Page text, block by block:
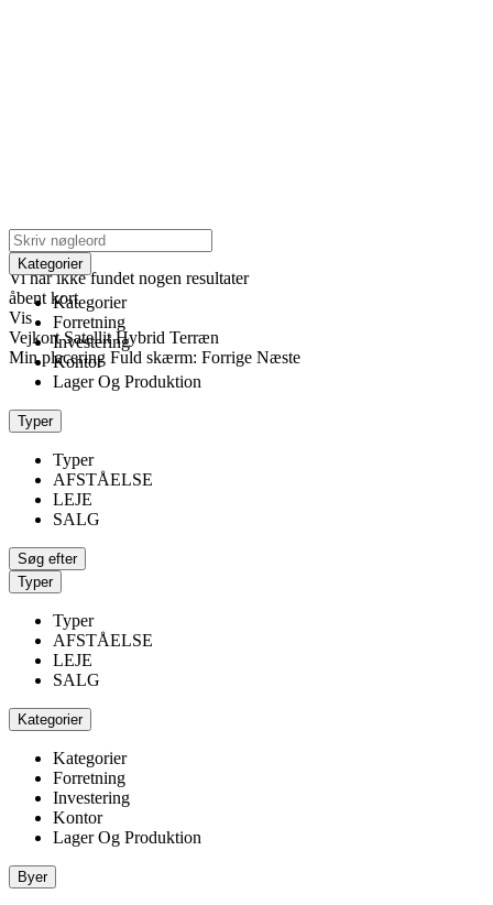
klik for at aktivere zoom
indlæser...
Vi har ikke fundet nogen resultater
åbent kort
Vis
Vejkort Satellit Hybrid Terræn
Min placering Fuld skærm: Forrige Næste
Kategorier
Kategorier
Forretning
Investering
Kontor
Lager Og Produktion
Typer
Typer
AFSTÅELSE
LEJE
SALG
Typer
Typer
AFSTÅELSE
LEJE
SALG
Kategorier
Kategorier
Forretning
Investering
Kontor
Lager Og Produktion
Byer